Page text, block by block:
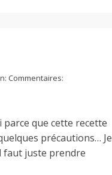
Commentaires:
que cette recette
précautions… Je
faut juste prendre